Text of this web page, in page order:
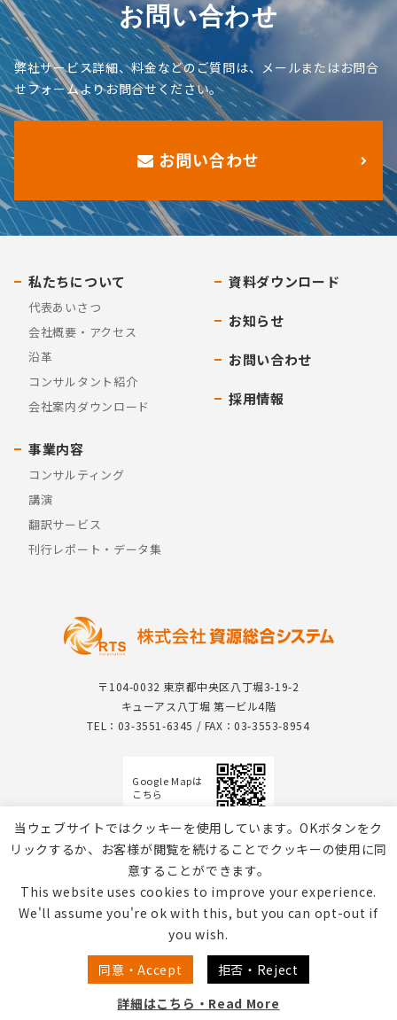
お問い合わせ
弊社サービス詳細、料金などのご質問は、メールまたはお問合
せフォームよりお問合せください。
お問い合わせ
〒104-0032 東京都中央区八丁堀3-19-2
キューアス八丁堀 第一ビル4階
TEL：03-3551-6345 / FAX：03-3553-8954
Google Mapは
こちら
私たちについて
代表あいさつ
会社概要・アクセス
沿革
コンサルタント紹介
会社案内ダウンロード
事業内容
コンサルティング
講演
翻訳サービス
刊行レポート・データ集
資料ダウンロード
お知らせ
お問い合わせ
採用情報
個人情報保護方針 / Webサイトのご利用について
Copyright © RTS Corporation All Rights Reserved.
当ウェブサイトではクッキーを使用しています。OKボタンをク
リックするか、お客様が閲覧を続けることでクッキーの使用に同
意することができます。
This website uses cookies to improve your experience.
We'll assume you're ok with this, but you can opt-out if
you wish.
同意・Accept
拒否・Reject
詳細はこちら・Read More